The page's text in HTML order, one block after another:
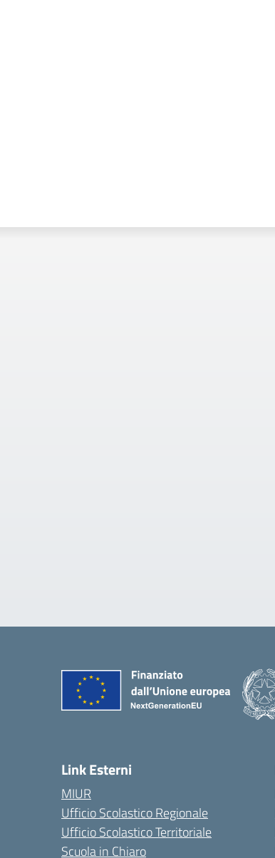
Link Esterni
MIUR
Ufficio Scolastico Regionale
Ufficio Scolastico Territoriale
Scuola in Chiaro